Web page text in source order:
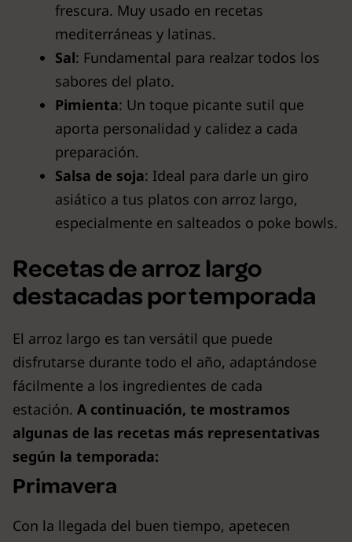
frescura. Muy usado en recetas
mediterráneas y latinas.
Sal: Fundamental para realzar todos los
sabores del plato.
Pimienta: Un toque picante sutil que
aporta personalidad y calidez a cada
preparación.
Salsa de soja: Ideal para darle un giro
asiático a tus platos con arroz largo,
especialmente en salteados o poke bowls.
Recetas de arroz largo
destacadas por temporada
El arroz largo es tan versátil que puede
disfrutarse durante todo el año, adaptándose
fácilmente a los ingredientes de cada
estación. A continuación, te mostramos
algunas de las recetas más representativas
según la temporada:
Primavera
Con la llegada del buen tiempo, apetecen